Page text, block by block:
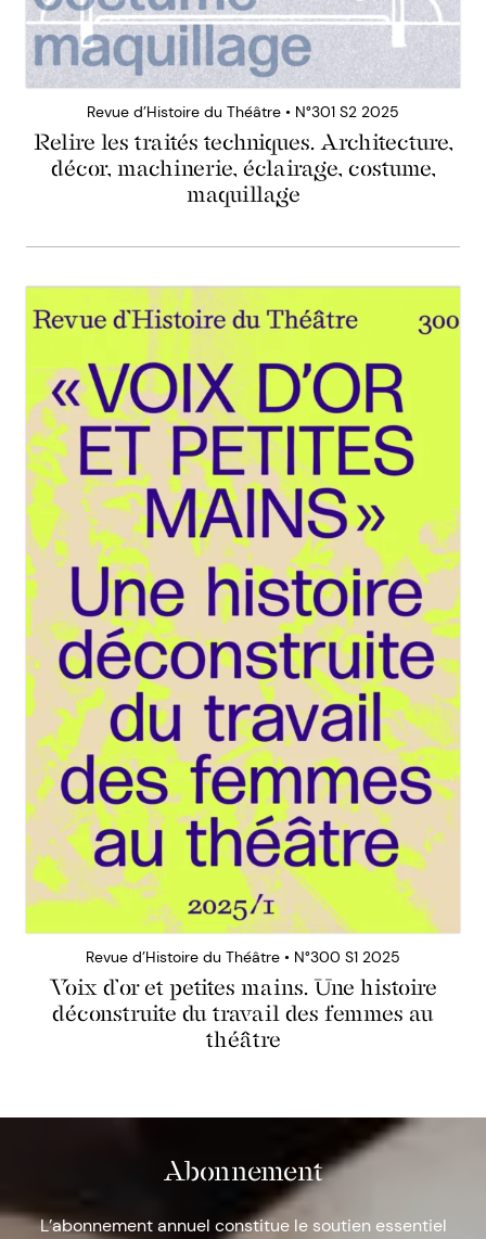
Revue d’Histoire du Théâtre • N°301 S2 2025
Relire les traités techniques. Architecture,
décor, machinerie, éclairage, costume,
maquillage
Revue d’Histoire du Théâtre • N°300 S1 2025
Voix d’or et petites mains. Une histoire
déconstruite du travail des femmes au
théâtre
Abonnement
L’abonnement annuel constitue le soutien essentiel